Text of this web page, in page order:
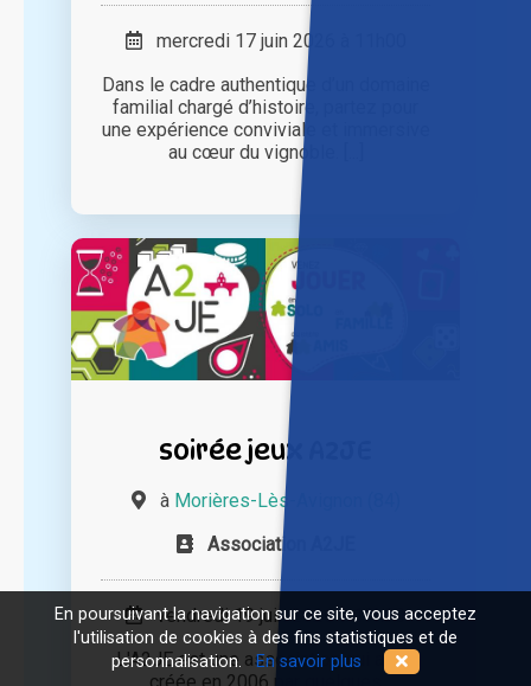
mercredi 17 juin 2026 à 11h00
Dans le cadre authentique d’un domaine
familial chargé d’histoire, partez pour
une expérience conviviale et immersive
au cœur du vignoble. [...]
soirée jeux A2JE
à Morières-Lès-Avignon (84)
Association A2JE
vendredi 19 juin 2026 à 19h00
L'A2JE est une association qui a été
En poursuivant la navigation sur ce site, vous acceptez
l'utilisation de cookies à des fins statistiques et de
personnalisation.En savoir plus